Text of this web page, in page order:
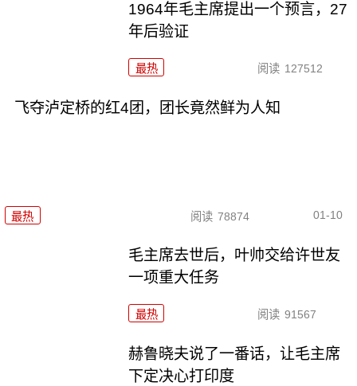
1964年毛主席提出一个预言，27
年后验证
最热 阅读 127512
飞夺泸定桥的红4团，团长竟然鲜为人知
最热 阅读 78874 01-10
毛主席去世后，叶帅交给许世友
一项重大任务
最热 阅读 91567
赫鲁晓夫说了一番话，让毛主席
下定决心打印度